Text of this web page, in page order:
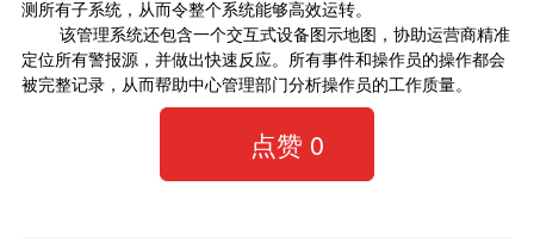
测所有子系统，从而令整个系统能够高效运转。
该管理系统还包含一个交互式设备图示地图，协助运营商精准
定位所有警报源，并做出快速反应。所有事件和操作员的操作都会
被完整记录，从而帮助中心管理部门分析操作员的工作质量。
点赞 0